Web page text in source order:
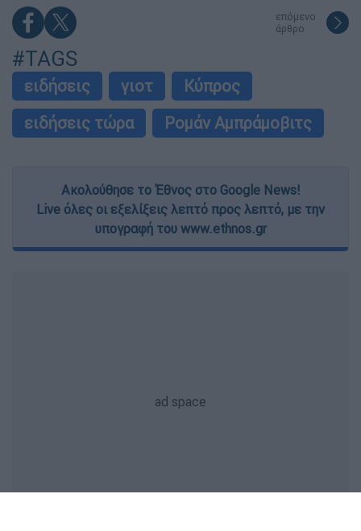
επόμενο
άρθρο
#TAGS
ειδήσεις γιοτ
Κύπρος
ειδήσεις τώρα
Ρομάν Αμπράμοβιτς
Ακολούθησε το Έθνος στο Google News!
Live όλες οι εξελίξεις λεπτό προς λεπτό, με την
υπογραφή του www.ethnos.gr